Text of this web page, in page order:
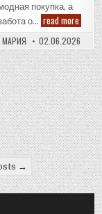
покупка, а
о… read moreКорм
для
собак:
как
не
и
МАРИЯ 02.06.2026
→